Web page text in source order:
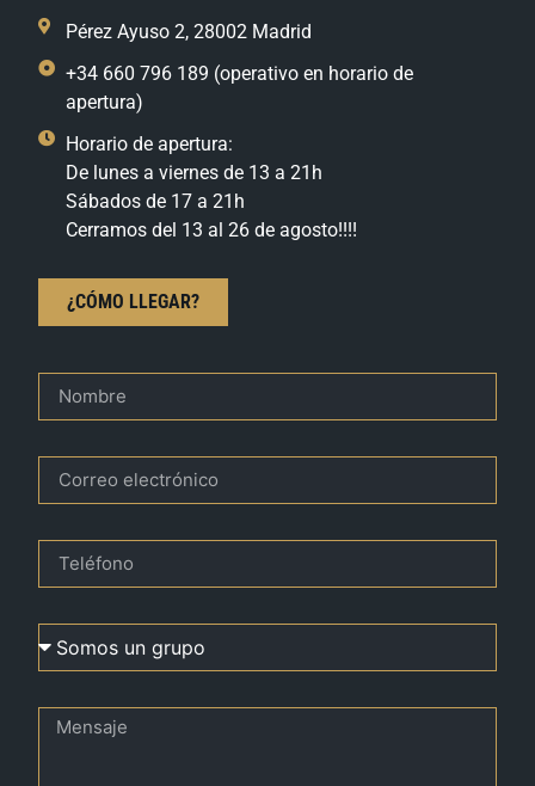
Pérez Ayuso 2, 28002 Madrid
+34 660 796 189 (operativo en horario de
apertura)
Horario de apertura:
De lunes a viernes de 13 a 21h
Sábados de 17 a 21h
Cerramos del 13 al 26 de agosto!!!!
¿CÓMO LLEGAR?